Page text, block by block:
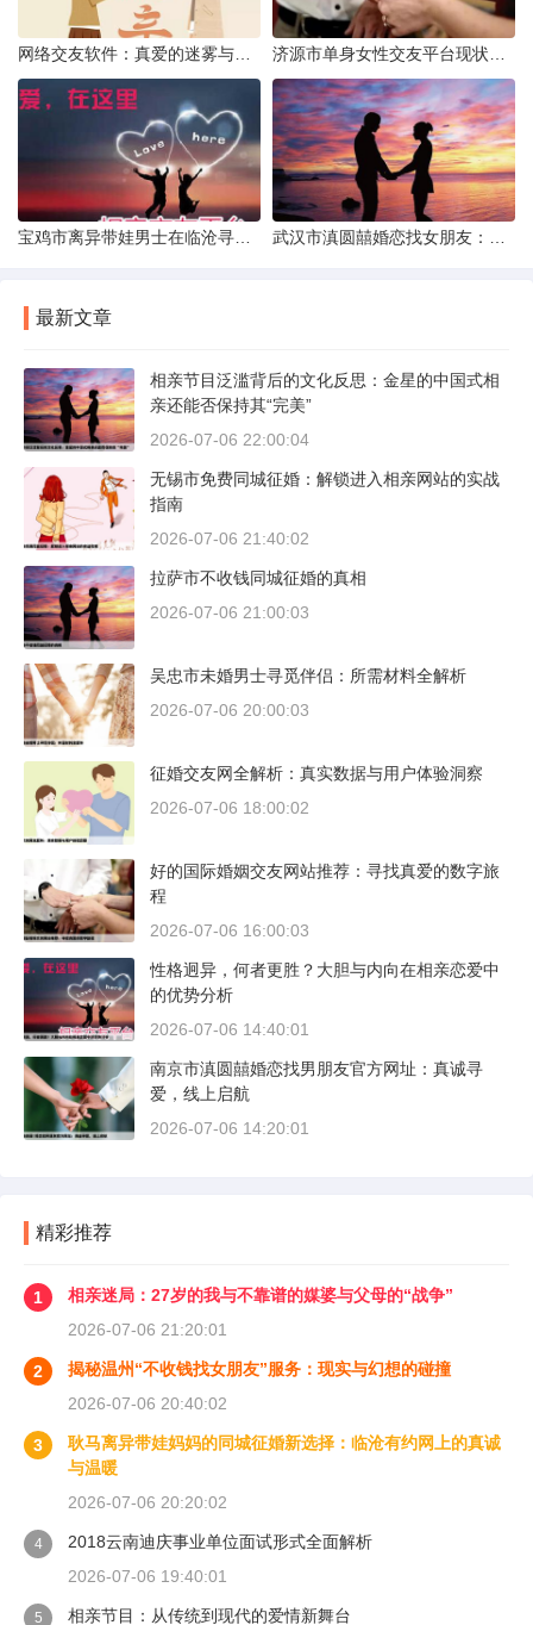
最新文章
相亲节目泛滥背后的文化反思：金星的中国式相
亲还能否保持其“完美”
2026-07-06 22:00:04
无锡市免费同城征婚：解锁进入相亲网站的实战
指南
2026-07-06 21:40:02
拉萨市不收钱同城征婚的真相
2026-07-06 21:00:03
吴忠市未婚男士寻觅伴侣：所需材料全解析
2026-07-06 20:00:03
征婚交友网全解析：真实数据与用户体验洞察
2026-07-06 18:00:02
好的国际婚姻交友网站推荐：寻找真爱的数字旅
程
2026-07-06 16:00:03
性格迥异，何者更胜？大胆与内向在相亲恋爱中
的优势分析
2026-07-06 14:40:01
南京市滇圆囍婚恋找男朋友官方网址：真诚寻
爱，线上启航
2026-07-06 14:20:01
精彩推荐
1
相亲迷局：27岁的我与不靠谱的媒婆与父母的“战争”
2026-07-06 21:20:01
2
揭秘温州“不收钱找女朋友”服务：现实与幻想的碰撞
2026-07-06 20:40:02
3
耿马离异带娃妈妈的同城征婚新选择：临沧有约网上的真诚
与温暖
2026-07-06 20:20:02
4
2018云南迪庆事业单位面试形式全面解析
2026-07-06 19:40:01
5 相亲节目：从传统到现代的爱情新舞台